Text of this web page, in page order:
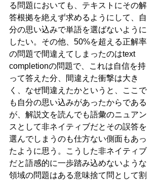
る問題においても、テキストにその解
答根拠を絶えず求めるようにして、自
分の思い込みで単語を選ばないように
したい。その他、50%を超える正解率
の問題で間違えてしまったのはtext
completionの問題で、これは自信を持
って答えた分、間違えた衝撃は大き
く、なぜ間違えたかというと、ここで
も自分の思い込みがあったからである
が、解説文を読んでも語彙のニュアン
スとして非ネイティブだとその誤答を
選んでしまうのも仕方ない側面もあっ
たように思う。こうした非ネイティブ
だと語感的に一歩踏み込めないような
領域の問題はある意味捨て問として割